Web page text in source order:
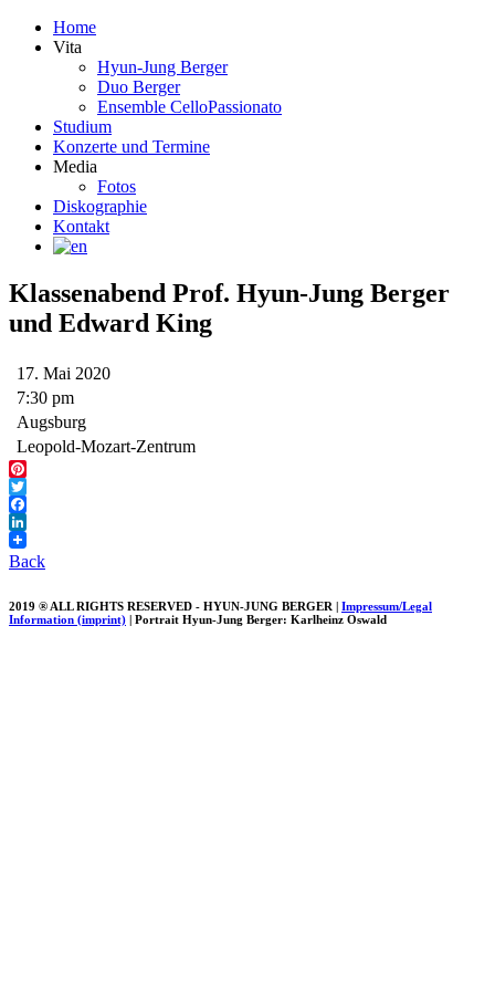
Home
Vita
Hyun-Jung Berger
Duo Berger
Ensemble CelloPassionato
Studium
Konzerte und Termine
Media
Fotos
Diskographie
Kontakt
Klassenabend Prof. Hyun-Jung Berger
und Edward King
17. Mai 2020
7:30 pm
Augsburg
Leopold-Mozart-Zentrum
Pinterest
Twitter
Facebook
LinkedIn
Back
2019 ® ALL RIGHTS RESERVED - HYUN-JUNG BERGER | Impressum/Legal
Information (imprint) | Portrait Hyun-Jung Berger: Karlheinz Oswald